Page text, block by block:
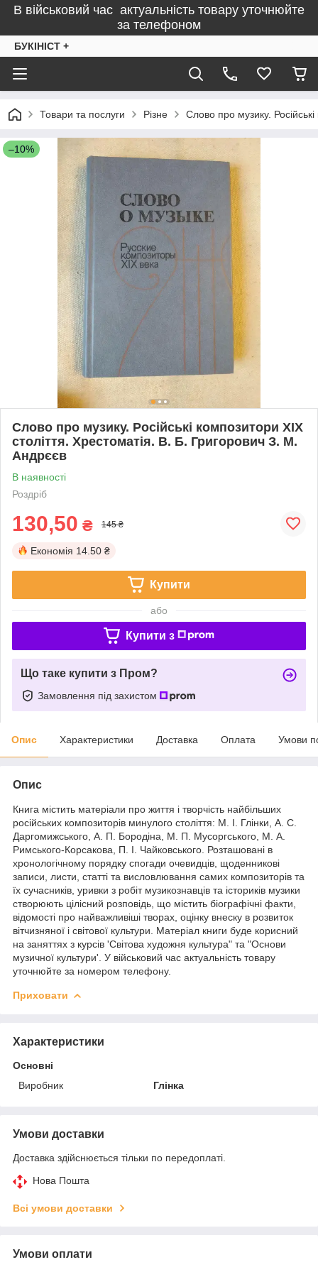
В військовий час актуальність товару уточнюйте
за телефоном
БУКІНІСТ +
Товари та послуги Різне Слово про музику.
–10%
Слово про музику. Російські композитори ХІХ
століття. Хрестоматія. В. Б. Григорович З. М.
Андрєєв
В наявності
Роздріб
130,50 ₴ 145 ₴
Економія 14.50 ₴
Купити
або
Купити з
Що таке купити з Пром?
Замовлення під захистом
Опис Характеристики Доставка Оплата Умови
Опис
Книга містить матеріали про життя і творчість найбільших
російських композиторів минулого століття: М. І. Глінки, А. С.
Даргомижського, А. П. Бородіна, М. П. Мусоргського, М. А.
Римського-Корсакова, П. І. Чайковського. Розташовані в
хронологічному порядку спогади очевидців, щоденникові
записи, листи, статті та висловлювання самих композиторів та
їх сучасників, уривки з робіт музикознавців та істориків музики
створюють цілісний розповідь, що містить біографічні факти,
відомості про найважливіші творах, оцінку внеску в розвиток
вітчизняної і світової культури. Матеріал книги буде корисний
на заняттях з курсів 'Світова художня культура" та "Основи
музичної культури'. У військовий час актуальність товару
уточнюйте за номером телефону.
Приховати
Характеристики
Основні
Виробник
Глінка
Умови доставки
Доставка здійснюється тільки по передоплаті.
Нова Пошта
Всі умови доставки
Умови оплати